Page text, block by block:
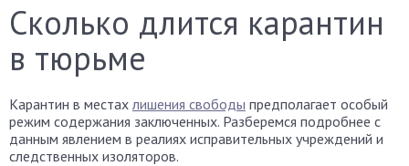
Сколько длится карантин
в тюрьме
Карантин в местахлишения свободы предполагает особый
режим содержания заключенных. Разберемся подробнее с
данным явлением в реалиях исправительных учреждений и
следственных изоляторов.